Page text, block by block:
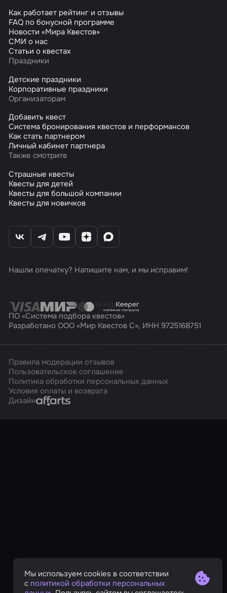
Как работает рейтинг и отзывы
FAQ по бонусной программе
Новости «Мира Квестов»
СМИ о нас
Статьи о квестах
Праздники
Детские праздники
Корпоративные праздники
Организаторам
Добавить квест
Система бронирования квестов и перформансов
Как стать партнером
Личный кабинет партнера
Также смотрите
Страшные квесты
Квесты для детей
Квесты для большой компании
Квесты для новичков
Нашли опечатку? Напишите нам, и мы исправим!
ПО «Система подбора квестов»
Разработано ООО «Мир Квестов С», ИНН 9725168751
Правила модерации отзывов
Пользовательское соглашение
Политика обработки персональных данных
Условия оплаты и возврата
ДизайнAffarts
Мы используем cookies в соответствии
с политикой обработки персональных